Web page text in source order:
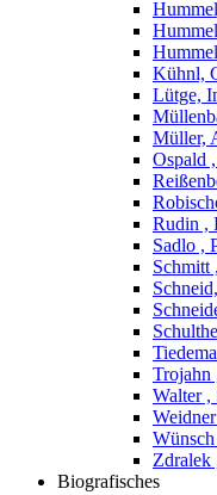
Kühnl,
Lütge,
Müller,
Ospald
Rudin ,
Sadlo ,
Schmitt
Trojahn
Walter ,
Zdralek
Biografisches